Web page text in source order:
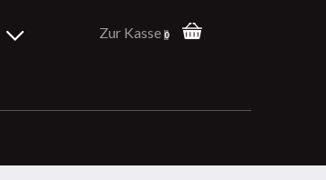
Zur Kasse 0